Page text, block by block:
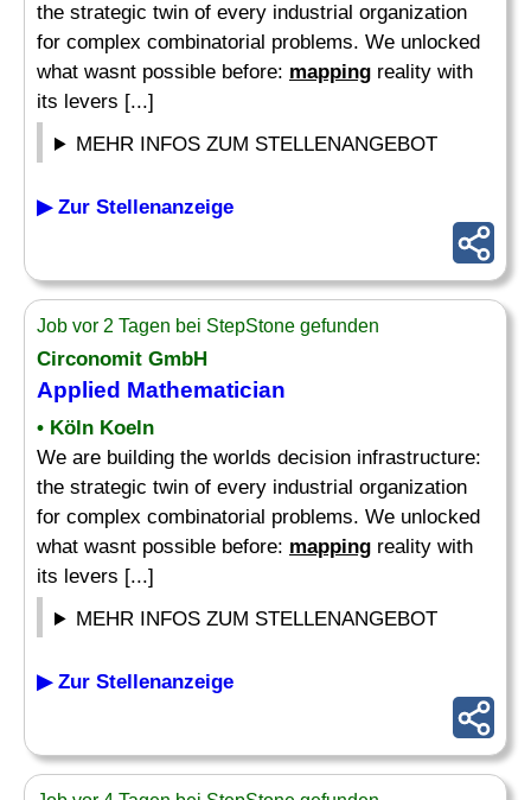
the strategic twin of every industrial organization
for complex combinatorial problems. We unlocked
what wasnt possible before: mapping reality with
its levers [...]
MEHR INFOS ZUM STELLENANGEBOT
▶ Zur Stellenanzeige
Job vor 2 Tagen bei StepStone gefunden
Circonomit GmbH
Applied Mathematician
• Köln Koeln
We are building the worlds decision infrastructure:
the strategic twin of every industrial organization
for complex combinatorial problems. We unlocked
what wasnt possible before: mapping reality with
its levers [...]
MEHR INFOS ZUM STELLENANGEBOT
▶ Zur Stellenanzeige